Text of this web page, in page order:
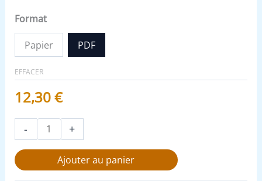
Format
Papier PDF
EFFACER
12,30€
- +
Ajouter au panier